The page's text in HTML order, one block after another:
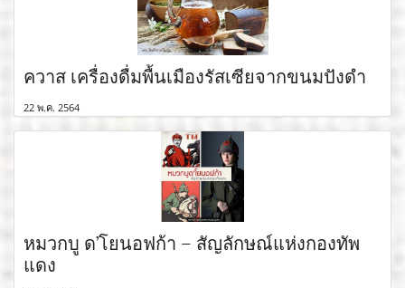
ควาส เครื่องดื่มพื้นเมืองรัสเซียจากขนมปังดำ
22 พ.ค. 2564
หมวกบู ด’โยนอฟก้า – สัญลักษณ์แห่งกองทัพ
แดง